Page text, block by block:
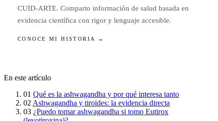
CUID-ARTE. Comparto información de salud basada en
evidencia científica con rigor y lenguaje accesible.
CONOCE MI HISTORIA →
En este artículo
01 Qué es la ashwagandha y por qué interesa tanto
02 Ashwagandha y tiroides: la evidencia directa
03 ¿Puedo tomar ashwagandha si tomo Eutirox